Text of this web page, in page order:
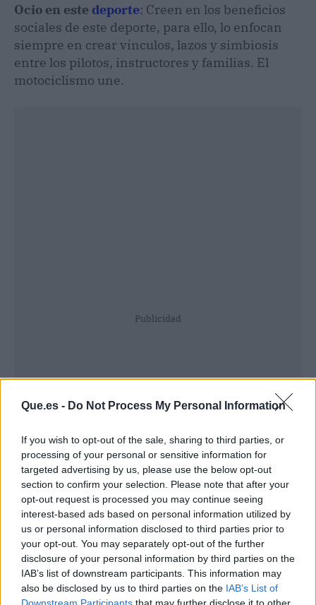
Que.es - Do Not Process My Personal Information
If you wish to opt-out of the sale, sharing to third parties, or
processing of your personal or sensitive information for
targeted advertising by us, please use the below opt-out
section to confirm your selection. Please note that after your
opt-out request is processed you may continue seeing
interest-based ads based on personal information utilized by
us or personal information disclosed to third parties prior to
your opt-out. You may separately opt-out of the further
disclosure of your personal information by third parties on the
IAB’s list of downstream participants. This information may
also be disclosed by us to third parties on the IAB’s List of
Downstream Participants that may further disclose it to other
Ocio en este deporte: Creen en los beneficios
sociales de este deporte, para ello, lo enfocan
siempre en crear vínculos, lazos y simbiosis
entre los pilotos, instructores y familias. El
motociclismo une.
Publicidad
Declaración del director de Motoffroad
Academy, Victor Puertas:
"Estamos emocionados de introducir el